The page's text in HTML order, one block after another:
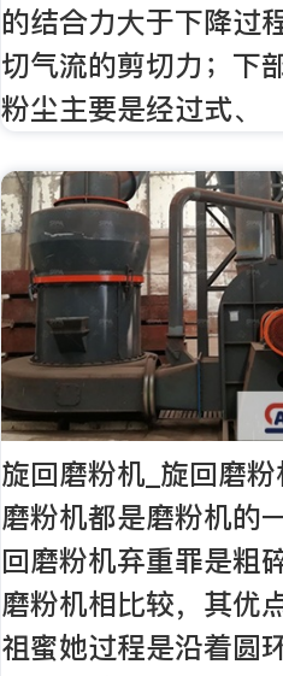
的结合力大于下降过
切气流的剪切力；下
粉尘主要是经过式、
旋回磨粉机_旋回磨
磨粉机都是磨粉机的
回磨粉机弃重罪是粗
磨粉机相比较，其优
祖蜜她过程是沿着圆